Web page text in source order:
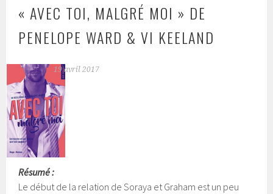
« AVEC TOI, MALGRÉ MOI » DE
PENELOPE WARD & VI KEELAND
19 avril 2017
Résumé :
Le début de la relation de Soraya et Graham est un peu